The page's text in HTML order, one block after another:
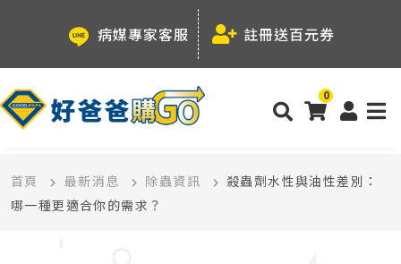
病媒專家客服 註冊送百元券
0
首頁 最新消息 除蟲資訊
殺蟲劑水性與油性差別：
哪一種更適合你的需求？